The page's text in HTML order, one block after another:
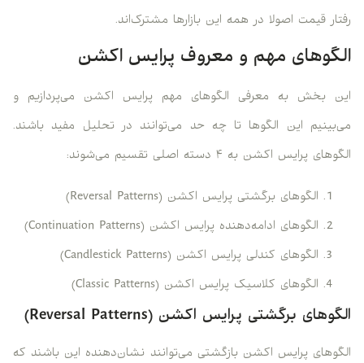
رفتار قیمت اصولا در همه این بازارها مشترک‌اند.
الگوهای مهم و معروف پرایس اکشن
این بخش به معرفی الگوهای مهم پرایس اکشن می‌پردازیم و
می‌بینیم این الگوها تا چه حد می‌توانند در تحلیل مفید باشند.
الگوهای پرایس اکشن به ۴ دسته اصلی تقسیم می‌شوند:
الگوهای برگشتی پرایس اکشن (Reversal Patterns)
الگوهای ادامه‌دهنده پرایس اکشن (Continuation Patterns)
الگوهای کندلی پرایس اکشن (Candlestick Patterns)
الگوهای کلاسیک پرایس اکشن (Classic Patterns)
الگوهای برگشتی پرایس اکشن (Reversal Patterns)
الگوهای پرایس اکشن بازگشتی می‌توانند نشان‌دهنده این باشند که